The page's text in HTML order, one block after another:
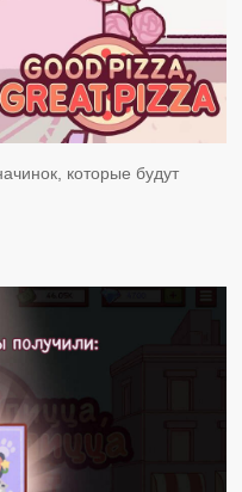
которые будут